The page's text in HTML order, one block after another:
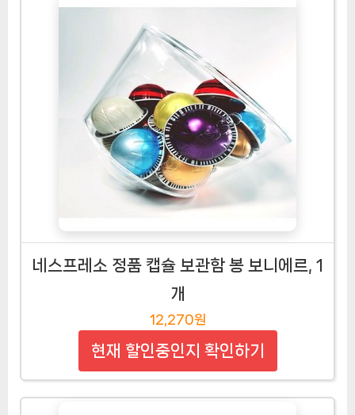
네스프레소 정품 캡슐 보관함 봉 보니에르, 1
개
12,270원
현재 할인중인지 확인하기